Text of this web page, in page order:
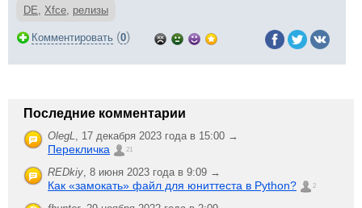
DE, Xfce, релизы
Комментировать (0)
Последние комментарии
OlegL, 17 декабря 2023 года в 15:00 →
Перекличка 21
REDkiy, 8 июня 2023 года в 9:09 →
Как «замокать» файл для юниттеста в Python? 2